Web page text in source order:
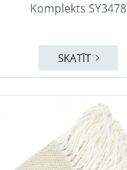
Komplekts SY3478
SKATĪT